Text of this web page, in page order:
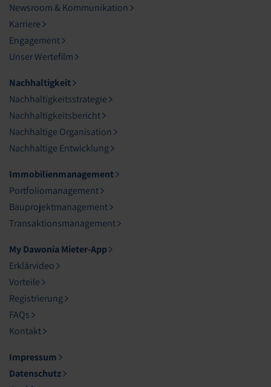
Newsroom & Kommunikation
Karriere
Engagement
Unser Wertefilm
Nachhaltigkeit
Nachhaltigkeitsstrategie
Nachhaltigkeitsbericht
Nachhaltige Organisation
Nachhaltige Entwicklung
Immobilienmanagement
Portfoliomanagement
Bauprojektmanagement
Transaktionsmanagement
My Dawonia Mieter-App
Erklärvideo
Vorteile
Registrierung
FAQs
Kontakt
Impressum
Datenschutz